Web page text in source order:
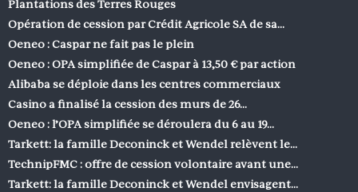
Plantations des Terres Rouges
Opération de cession par Crédit Agricole SA de sa…
Oeneo : Caspar ne fait pas le plein
Oeneo : OPA simplifiée de Caspar à 13,50 € par action
Alibaba se déploie dans les centres commerciaux
Casino a finalisé la cession des murs de 26…
Oeneo : l’OPA simplifiée se déroulera du 6 au 19…
Tarkett: la famille Deconinck et Wendel relèvent le…
TechnipFMC : offre de cession volontaire avant une…
Tarkett: la famille Deconinck et Wendel envisagent…